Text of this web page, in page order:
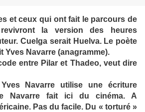
et ceux qui ont fait le parcours de
la version des heures
Cuelga serait Huelva. Le poète
Yves Navarre (anagramme).
entre Pilar et Thadeo, veut dire
Navarre utilise une écriture
Navarre fait ici du cinéma. A
Pas du facile. Du « torturé »